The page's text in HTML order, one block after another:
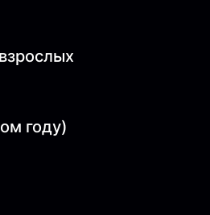
году)